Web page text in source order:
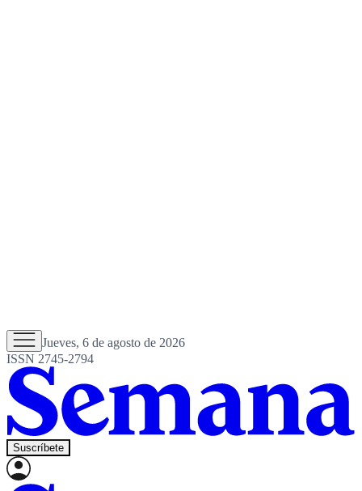
Jueves, 6 de agosto de 2026
ISSN 2745-2794
Suscríbete